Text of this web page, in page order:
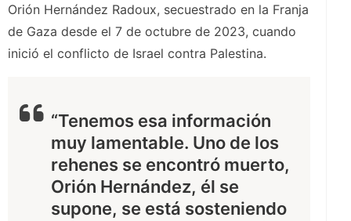
Orión Hernández Radoux, secuestrado en la Franja
de Gaza desde el 7 de octubre de 2023, cuando
inició el conflicto de Israel contra Palestina.
“Tenemos esa información
muy lamentable. Uno de los
rehenes se encontró muerto,
Orión Hernández, él se
supone, se está sosteniendo